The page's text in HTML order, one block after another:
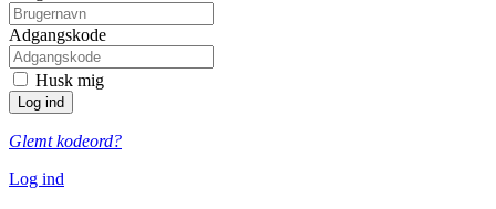
Adgangskode
Husk mig
Glemt kodeord?
Log ind